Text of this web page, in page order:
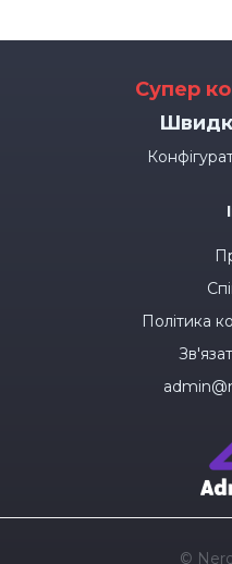
Супер
Політика
©